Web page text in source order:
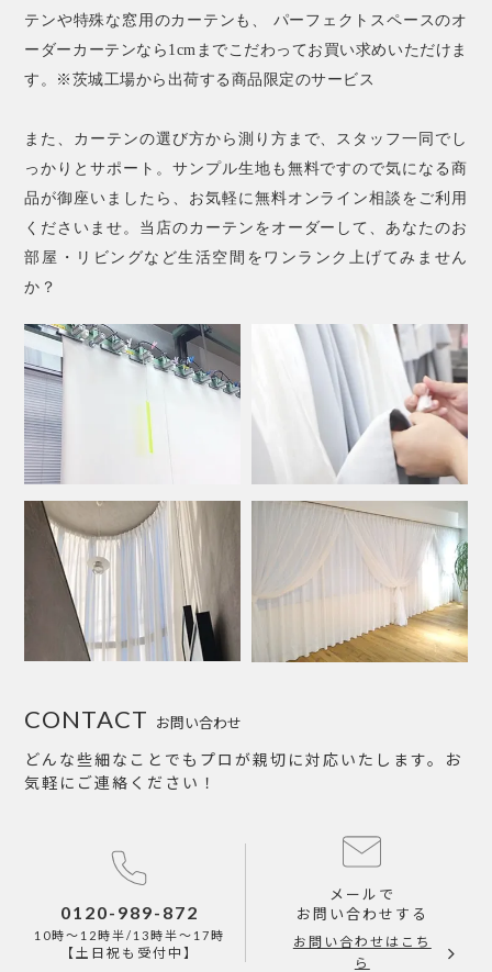
テンや特殊な窓用のカーテンも、 パーフェクトスペースのオ
ーダーカーテンなら1cmまでこだわってお買い求めいただけま
す。※茨城工場から出荷する商品限定のサービス
また、カーテンの選び方から測り方まで、スタッフ一同でし
っかりとサポート。サンプル生地も無料ですので気になる商
品が御座いましたら、お気軽に無料オンライン相談をご利用
くださいませ。当店のカーテンをオーダーして、あなたのお
部屋・リビングなど生活空間をワンランク上げてみません
か？
お問い合わせ
CONTACT
どんな些細なことでもプロが親切に対応いたします。お
気軽にご連絡ください！
0120-989-872
10時～12時半/13時半～17時
【土日祝も受付中】
メールで
お問い合わせする
お問い合わせはこち
ら